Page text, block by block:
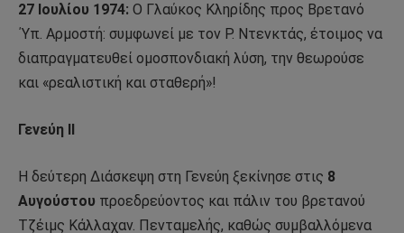
27 Ιουλίου 1974: Ο Γλαύκος Κληρίδης προς Βρετανό
΄Υπ. Αρμοστή: συμφωνεί με τον Ρ. Ντενκτάς, έτοιμος να
διαπραγματευθεί ομοσπονδιακή λύση, την θεωρούσε
και «ρεαλιστική και σταθερή»!
Γενεύη ΙΙ
Η δεύτερη Διάσκεψη στη Γενεύη ξεκίνησε στις 8
Αυγούστου προεδρεύοντος και πάλιν του βρετανού
Τζέιμς Κάλλαχαν. Πενταμελής, καθώς συμβαλλόμενα